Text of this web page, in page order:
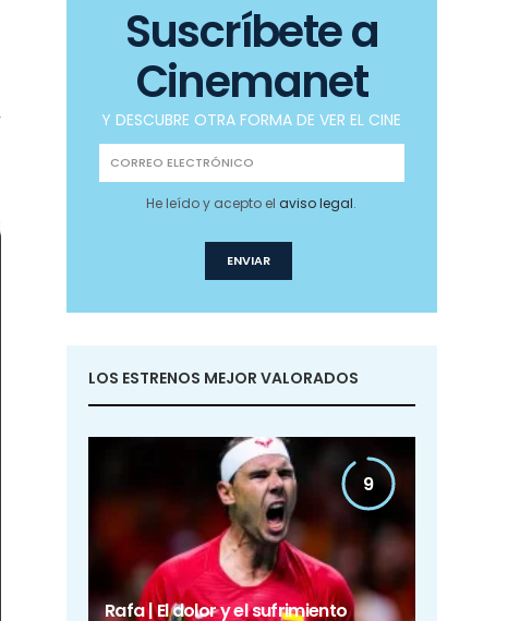
Suscríbete a
Cinemanet
Y DESCUBRE OTRA FORMA DE VER EL CINE
He leído y acepto elaviso legal.
LOS ESTRENOS MEJOR VALORADOS
9
Rafa | El dolor y el sufrimiento